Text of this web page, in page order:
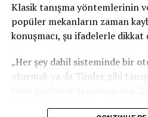
Klasik tanışma yöntemlerinin
popüler mekanların zaman
konuşmacı, şu ifadelerle dikkat
„Her şey dahil sisteminde bir
oturmak ya da Tinder gibi